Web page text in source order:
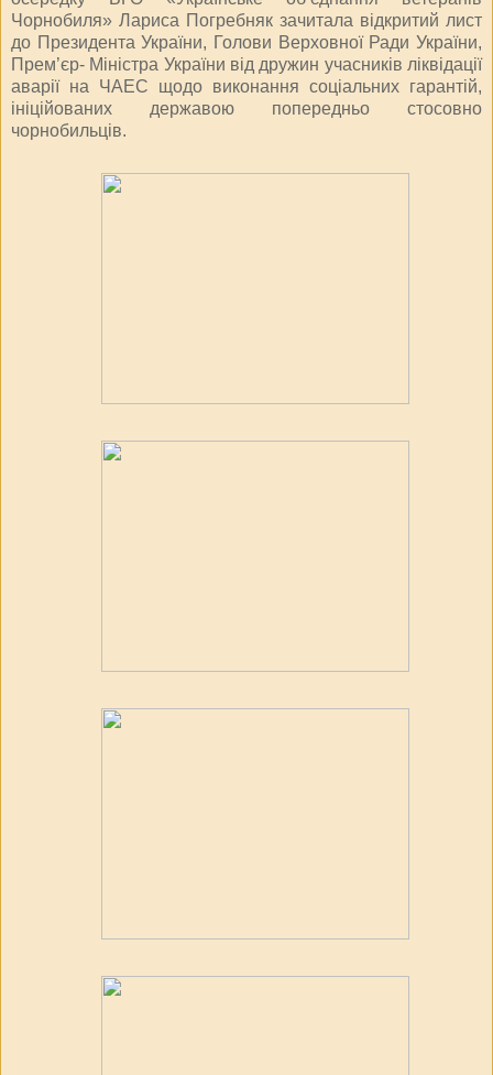
Чорнобиля» Лариса Погребняк зачитала відкритий лист
до Президента України, Голови Верховної Ради України,
Прем’єр- Міністра України від дружин учасників ліквідації
аварії на ЧАЕС щодо виконання соціальних гарантій,
ініційованих державою попередньо стосовно
чорнобильців.